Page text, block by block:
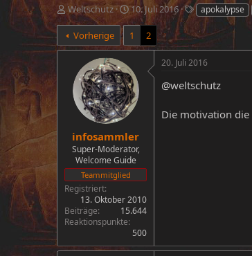
E
r
s
t
Weltschutz
E
r
s
t
l
l
t
a
10. Juli 2016
S
c
h
l
a
w
t
apokalypse
Vorherige 1 2
infosammler
Super-Moderator,
Welcome Guide
Teammitglied
Registriert
13. Oktober 2010
Beiträge
15.644
Reaktionspunkte
500
20. Juli 2016
@weltschutz
Die motivation